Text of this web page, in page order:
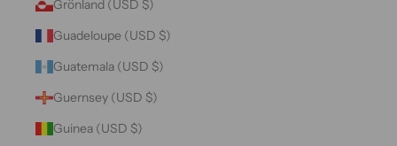
Grönland (USD $)
Guadeloupe (USD $)
Guatemala (USD $)
Guernsey (USD $)
Guinea (USD $)